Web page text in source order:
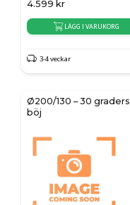
4.599 kr
LÄGG I VARUKORG
3-4 veckar
Ø200/130 – 30 graders
böj